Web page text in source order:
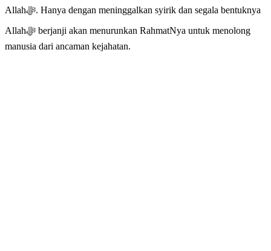
Allahﷻ. Hanya dengan meninggalkan syirik dan segala bentuknya
Allahﷻ berjanji akan menurunkan RahmatNya untuk menolong
manusia dari ancaman kejahatan.